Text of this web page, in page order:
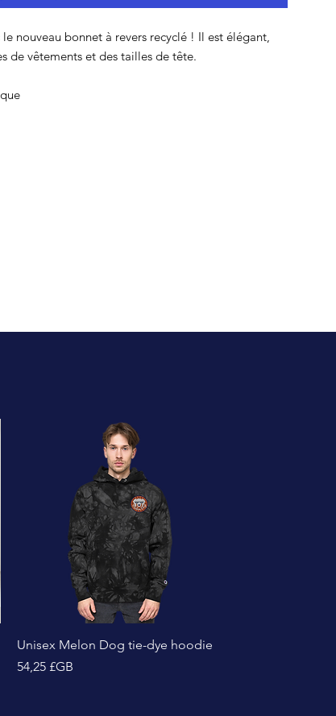
Aperçu rapide
Unisex Melon Dog tie-dye hoodie
Prix
54,25 £GB
nouveau bonnet à revers recyclé ! Il est élégant,
de vêtements et des tailles de tête.